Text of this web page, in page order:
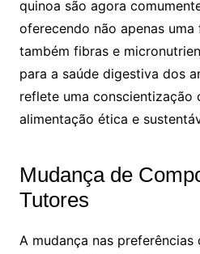
quinoa são agora
oferecendo não apenas
também fibras e
para a saúde digestiva dos
reflete uma conscientização
alimentação ética e
Mudança de
Tutores
A mudança nas